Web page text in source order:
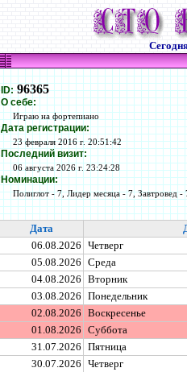
ID: 96365
О себе:
Играю на фортепиано
Дата регистрации:
23 февраля 2016 г. 20:51:42
Последний визит:
06 августа 2026 г. 23:24:28
Номинации:
Полиглот - 7, Лидер месяца - 7, Завтровед
Дата
06.08.2026 Четверг
05.08.2026 Среда
04.08.2026 Вторник
03.08.2026 Понедельник
02.08.2026 Воскресенье
01.08.2026 Суббота
31.07.2026 Пятница
30.07.2026 Четверг